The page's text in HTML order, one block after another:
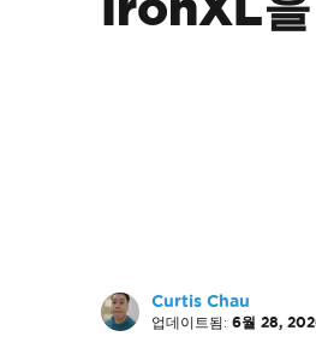
Curtis Chau
업데이트됨: 6월 28,